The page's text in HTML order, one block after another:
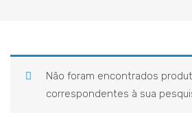
Distribuição
Não foram encontrados
correspondentes à sua